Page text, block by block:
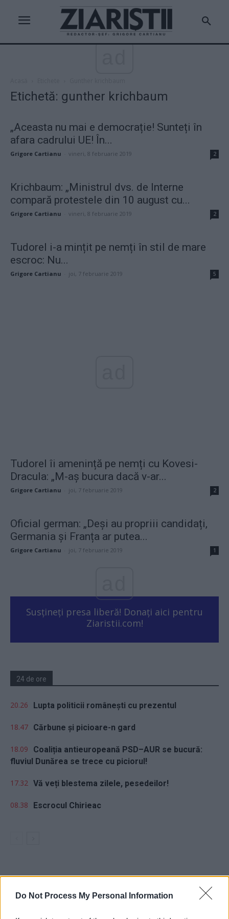
Do Not Process My Personal Information
Etichetă: gunther krichbaum
„Aceasta nu mai e democrație! Sunteți în
afara cadrului UE! În...
Grigore Cartianu vineri, 8 februarie 2019 2
Krichbaum: „Ministrul dvs. de Interne
compară protestele din 10 august cu...
Grigore Cartianu vineri, 8 februarie 2019 2
Tudorel i-a mințit pe nemți în stil de mare
escroc: Nu...
Grigore Cartianu joi, 7 februarie 2019 5
Tudorel îi amenință pe nemți cu Kovesi-
Dracula: „M-aș bucura dacă v-ar...
Grigore Cartianu joi, 7 februarie 2019 2
Oficial german: „Deși au propriii candidați,
Germania și Franța ar putea...
Grigore Cartianu joi, 7 februarie 2019 1
Susțineți presa liberă! Donați aici pentru
Ziaristii.com!
24 de ore
20.26 Lupta politicii românești cu prezentul
18.47 Cărbune și picioare-n gard
18.09
Coaliția antieuropeană PSD–AUR se bucură:
fluviul Dunărea se trece cu piciorul!
17.32 Vă veți blestema zilele, pesedeilor!
08.38 Escrocul Chirieac